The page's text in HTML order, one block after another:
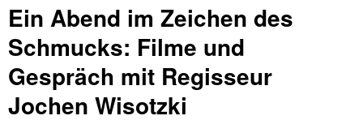
Ein Abend im Zeichen des
Schmucks: Filme und
Gespräch mit Regisseur
Jochen Wisotzki